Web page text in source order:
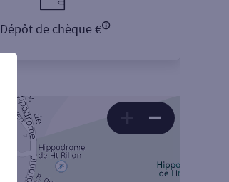
Dépôt de chèque €